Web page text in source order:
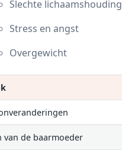
Slechte lichaamshouding
Stress en angst
Overgewicht
van de baarmoeder